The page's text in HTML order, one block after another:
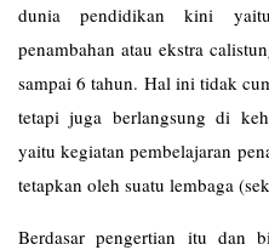
dunia pendidikan kini
penambahan atau ekstra
sampai 6 tahun. Hal ini tidak
tetapi juga berlangsung di
yaitu kegiatan pembelajaran
tetapkan oleh suatu lembaga
Berdasar pengertian itu dan